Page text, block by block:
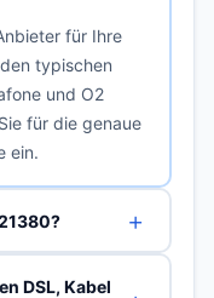
für Ihre
typischen
und O2
für die genaue
ein.
DSL, Kabel